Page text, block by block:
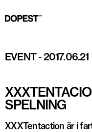
EVENT-2017.06.21
SPELNING
XXXTentaction är i